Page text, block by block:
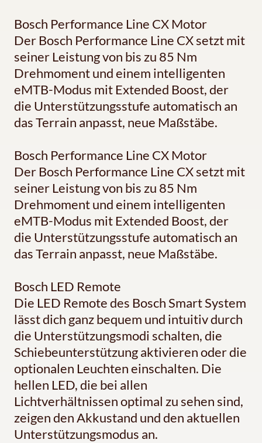
Bosch Performance Line CX Motor
Der Bosch Performance Line CX setzt mit
seiner Leistung von bis zu 85 Nm
Drehmoment und einem intelligenten
eMTB-Modus mit Extended Boost, der
die Unterstützungsstufe automatisch an
das Terrain anpasst, neue Maßstäbe.
Bosch Performance Line CX Motor
Der Bosch Performance Line CX setzt mit
seiner Leistung von bis zu 85 Nm
Drehmoment und einem intelligenten
eMTB-Modus mit Extended Boost, der
die Unterstützungsstufe automatisch an
das Terrain anpasst, neue Maßstäbe.
Bosch LED Remote
Die LED Remote des Bosch Smart System
lässt dich ganz bequem und intuitiv durch
die Unterstützungsmodi schalten, die
Schiebeunterstützung aktivieren oder die
optionalen Leuchten einschalten. Die
hellen LED, die bei allen
Lichtverhältnissen optimal zu sehen sind,
zeigen den Akkustand und den aktuellen
Unterstützungsmodus an.